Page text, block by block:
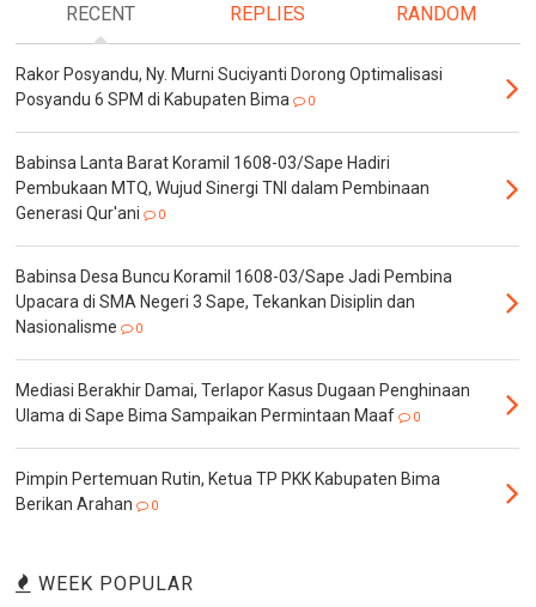
RECENT REPLIES RANDOM
Rakor Posyandu, Ny. Murni Suciyanti Dorong Optimalisasi
Posyandu 6 SPM di Kabupaten Bima
0
Babinsa Lanta Barat Koramil 1608-03/Sape Hadiri
Pembukaan MTQ, Wujud Sinergi TNI dalam Pembinaan
Generasi Qur'ani
0
Babinsa Desa Buncu Koramil 1608-03/Sape Jadi Pembina
Upacara di SMA Negeri 3 Sape, Tekankan Disiplin dan
Nasionalisme
0
Mediasi Berakhir Damai, Terlapor Kasus Dugaan Penghinaan
Ulama di Sape Bima Sampaikan Permintaan Maaf
0
Pimpin Pertemuan Rutin, Ketua TP PKK Kabupaten Bima
Berikan Arahan
0
WEEK POPULAR